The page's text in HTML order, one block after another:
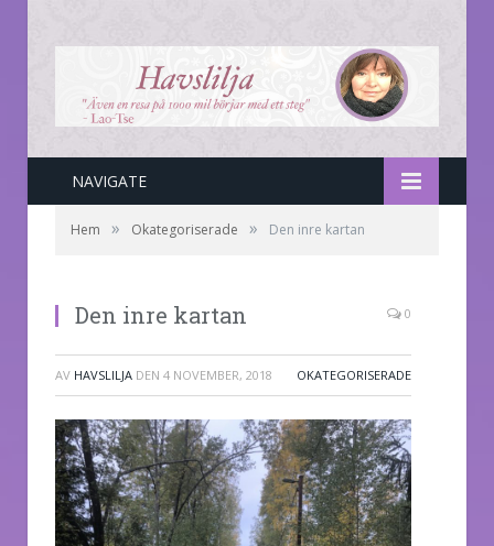
NAVIGATE
Hem » Okategoriserade » Den inre kartan
Den inre kartan 0
AV HAVSLILJA DEN 4 NOVEMBER, 2018 OKATEGORISERADE